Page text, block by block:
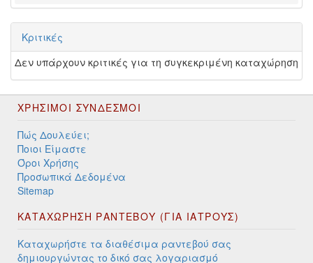
Κριτικές
Δεν υπάρχουν κριτικές για τη συγκεκριμένη καταχώρηση
ΧΡΉΣΙΜΟΙ ΣΎΝΔΕΣΜΟΙ
Πώς Δουλεύει;
Ποιοι Είμαστε
Όροι Χρήσης
Προσωπικά Δεδομένα
Sitemap
ΚΑΤΑΧΩΡΗΣΗ ΡΑΝΤΕΒΟΥ (ΓΙΑ ΙΑΤΡΟΥΣ)
Καταχωρήστε τα διαθέσιμα ραντεβού σας
δημιουργώντας το δικό σας λογαριασμό